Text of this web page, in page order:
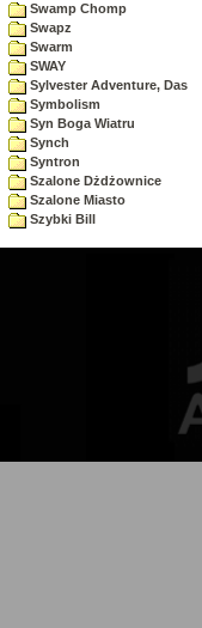
Swamp Chomp
Swapz
Swarm
SWAY
Sylvester Adventure, Das
Symbolism
Syn Boga Wiatru
Synch
Syntron
Szalone Dżdżownice
Szalone Miasto
Szybki Bill